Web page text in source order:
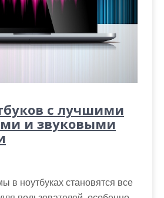
с лучшими
и звуковыми
в ноутбуках становятся все